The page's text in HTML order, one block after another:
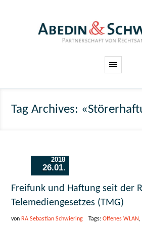
Tag Archives:
2018
26.01.
Freifunk und Haftung seit der
Telemediengesetzes (TMG)
von RA Sebastian Schwiering Tags:Offenes WLAN ,